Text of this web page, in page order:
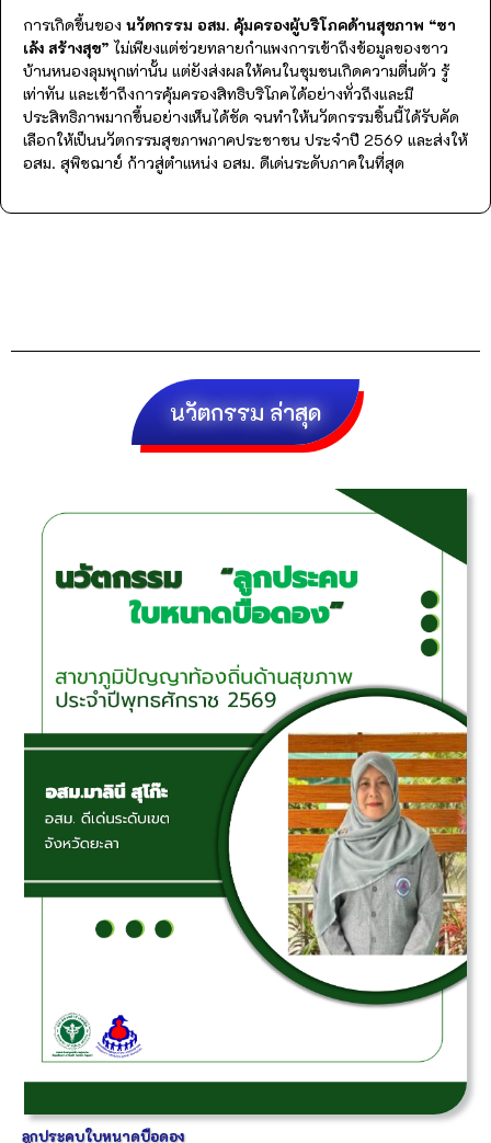
การเกิดขึ้นของ นวัตกรรม อสม. คุ้มครองผู้บริโภคด้านสุขภาพ “ซา
เล้ง สร้างสุข” ไม่เพียงแต่ช่วยทลายกำแพงการเข้าถึงข้อมูลของชาว
บ้านหนองลุมพุกเท่านั้น แต่ยังส่งผลให้คนในชุมชนเกิดความตื่นตัว รู้
เท่าทัน และเข้าถึงการคุ้มครองสิทธิบริโภคได้อย่างทั่วถึงและมี
ประสิทธิภาพมากขึ้นอย่างเห็นได้ชัด จนทำให้นวัตกรรมชิ้นนี้ได้รับคัด
เลือกให้เป็นนวัตกรรมสุขภาพภาคประชาชน ประจำปี 2569 และส่งให้
อสม. สุพิชฌาย์ ก้าวสู่ตำแหน่ง อสม. ดีเด่นระดับภาคในที่สุด
นวัตกรรม ล่าสุด
ลูกประคบใบหนาดบือดอง